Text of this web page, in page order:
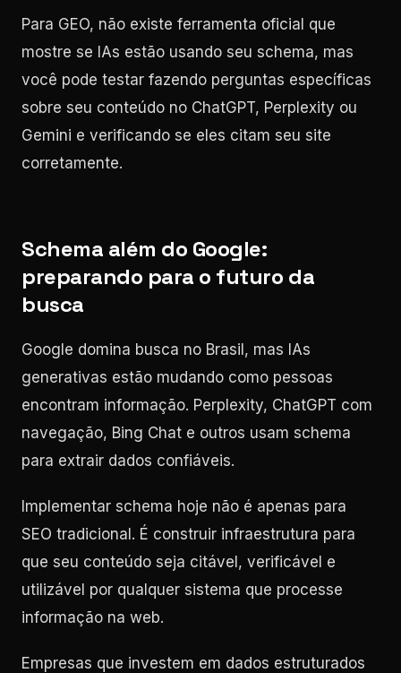
Para GEO, não existe ferramenta oficial que
mostre se IAs estão usando seu schema, mas
você pode testar fazendo perguntas específicas
sobre seu conteúdo no ChatGPT, Perplexity ou
Gemini e verificando se eles citam seu site
corretamente.
Schema além do Google:
preparando para o futuro da
busca
Google domina busca no Brasil, mas IAs
generativas estão mudando como pessoas
encontram informação. Perplexity, ChatGPT com
navegação, Bing Chat e outros usam schema
para extrair dados confiáveis.
Implementar schema hoje não é apenas para
SEO tradicional. É construir infraestrutura para
que seu conteúdo seja citável, verificável e
utilizável por qualquer sistema que processe
informação na web.
Empresas que investem em dados estruturados